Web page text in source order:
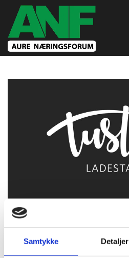
Samtykke Detaljer
03/02/2023
TUSTNA LADESTASJON